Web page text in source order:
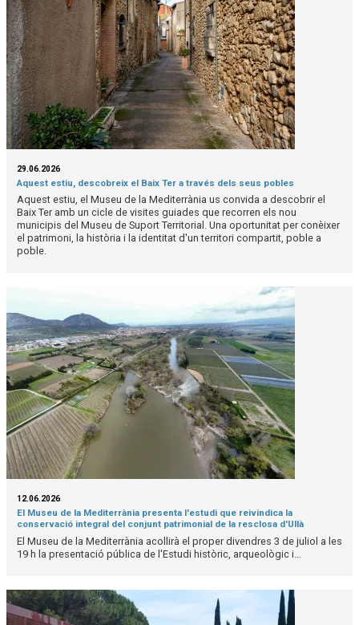
29.06.2026
Aquest estiu, descobreix el Baix Ter a través dels seus pobles
Aquest estiu, el Museu de la Mediterrània us convida a descobrir el
Baix Ter amb un cicle de visites guiades que recorren els nou
municipis del Museu de Suport Territorial. Una oportunitat per conèixer
el patrimoni, la història i la identitat d'un territori compartit, poble a
poble.
12.06.2026
El Museu de la Mediterrània presenta l'estudi que reivindica la
conservació integral del conjunt patrimonial de la resclosa d'Ullà
El Museu de la Mediterrània acollirà el proper divendres 3 de juliol a les
19 h la presentació pública de l'Estudi històric, arqueològic i...